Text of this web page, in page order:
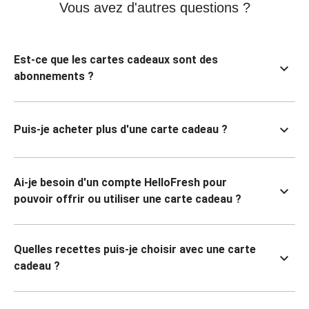
Vous avez d'autres questions ?
Est-ce que les cartes cadeaux sont des
abonnements ?
Puis-je acheter plus d'une carte cadeau ?
Ai-je besoin d'un compte HelloFresh pour
pouvoir offrir ou utiliser une carte cadeau ?
Quelles recettes puis-je choisir avec une carte
cadeau ?